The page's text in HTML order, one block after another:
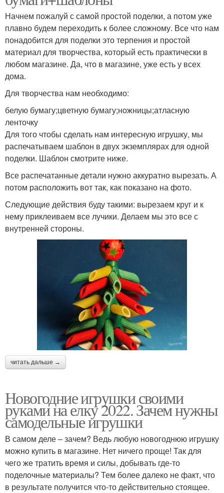
Начнем пожалуй с самой простой поделки, а потом уже
плавно будем переходить к более сложному. Все что нам
понадобится для поделки это терпения и простой
материал для творчества, который есть практически в
любом магазине. Да, что в магазине, уже есть у всех
дома.
Для творчества нам необходимо:
белую бумагу;цветную бумагу;ножницы;атласную
ленточку
Для того чтобы сделать нам интересную игрушку, мы
распечатываем шаблон в двух экземплярах для одной
поделки. Шаблон смотрите ниже.
Все распечатанные детали нужно аккуратно вырезать. А
потом расположить вот так, как показано на фото.
Следующие действия буду такими: вырезаем круг и к
нему приклеиваем все лучики. Делаем мы это все с
внутренней стороны.
читать дальше →
Новогодние игрушки своими
руками на елку 2022. Зачем нужны
самодельные игрушки
В самом деле – зачем? Ведь любую новогоднюю игрушку
можно купить в магазине. Нет ничего проще! Так для
чего же тратить время и силы, добывать где-то
поделочные материалы? Тем более далеко не факт, что
в результате получится что-то действительно стоящее.